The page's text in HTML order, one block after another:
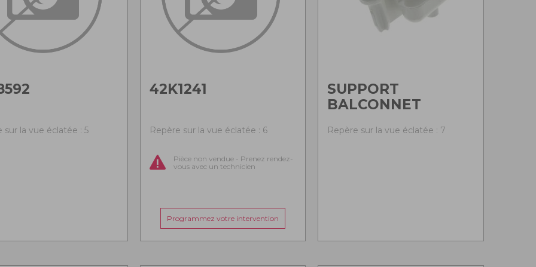
sur la vue éclatée : 5
42K1241
Repère sur la vue éclatée : 6
Pièce non vendue - Prenez rendez-
vous avec un technicien
Programmez votre intervention
SUPPORT
BALCONNET
Repère sur la vue éclatée : 7